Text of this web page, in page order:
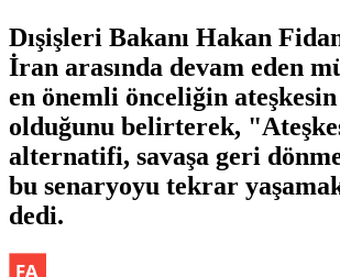
Dışişleri Bakanı Hakan
İran arasında devam eden
en önemli önceliğin
olduğunu belirterek,
alternatifi, savaşa geri
bu senaryoyu tekrar
dedi.